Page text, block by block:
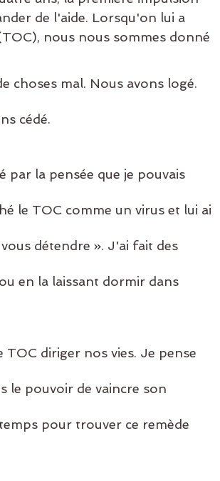
de l'aide. Lorsqu'on lui a
nous nous sommes donné
choses mal. Nous avons logé.
cédé.
par la pensée que je pouvais
le TOC comme un virus et lui ai
détendre ». J'ai fait des
en la laissant dormir dans
TOC diriger nos vies. Je pense
le pouvoir de vaincre son
pour trouver ce remède